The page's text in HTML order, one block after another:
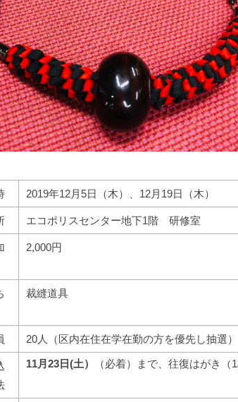
2019年12月5日（木）、12月19日（木）
エコポリスセンター地下1階 研修室
2,000円
裁縫道具
20人（区内在住在学在勤の方を優先し抽選）
11月23日(土） （必着）まで、往復はがき